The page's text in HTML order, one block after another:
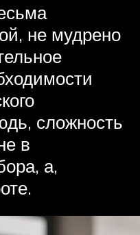
не мудрено
сложность
в
а,